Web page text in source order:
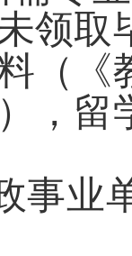
未领
（《
，留
事业